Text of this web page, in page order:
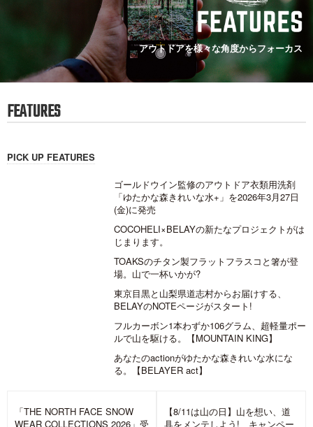
アウトドアを様々な角度からフォーカス
FEATURES
PICK UP FEATURES
ゴールドウイン監修のアウトドア衣類用洗剤
「ゆたかな森きれいな水+」を2026年3月27日
(金)に発売
COCOHELI×BELAYの新たなプロジェクトがは
じまります。
TOAKSのチタン製フラットフラスコと箸が登
場。山で一杯いかが?
BELAYのNOTEページがスタート!